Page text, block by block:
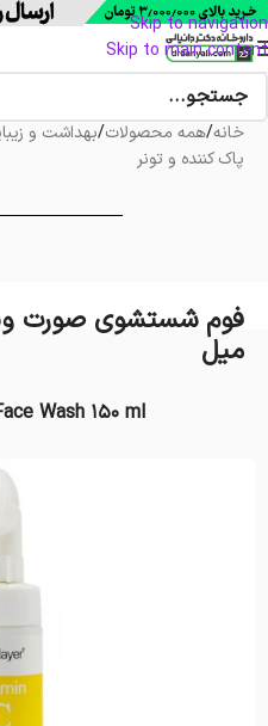
Skip to navigation
Skip to main content
خانه/همه محصولات/بهداشت و
پاک کننده و تونر
میل
Wash 150 ml